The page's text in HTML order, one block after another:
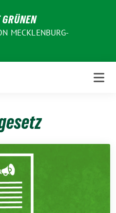
MECKLENBURG-